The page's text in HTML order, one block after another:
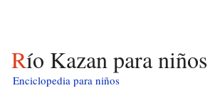
Río Kazan para niños
Enciclopedia para niños